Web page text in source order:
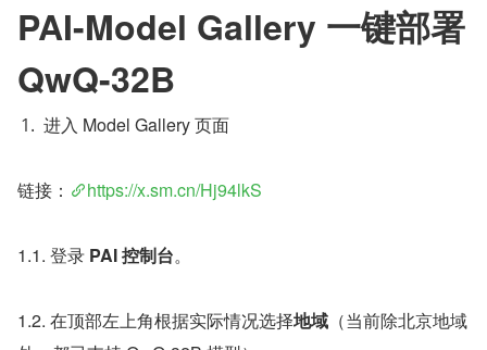
PAI-Model Gallery 一键部署
QwQ-32B
进入 Model Gallery 页面
链接： https://x.sm.cn/Hj94lkS
1.1. 登录 PAI 控制台。
1.2. 在顶部左上角根据实际情况选择地域 （当前除北京地域